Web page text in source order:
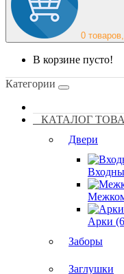
0
В корзине пусто!
Категории
КАТАЛОГ
Двери
Арки
Заборы
Заглушки